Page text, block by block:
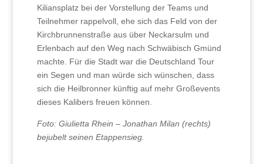
Kiliansplatz bei der Vorstellung der Teams und
Teilnehmer rappelvoll, ehe sich das Feld von der
Kirchbrunnenstraße aus über Neckarsulm und
Erlenbach auf den Weg nach Schwäbisch Gmünd
machte. Für die Stadt war die Deutschland Tour
ein Segen und man würde sich wünschen, dass
sich die Heilbronner künftig auf mehr Großevents
dieses Kalibers freuen können.
Foto: Giulietta Rhein – Jonathan Milan (rechts)
bejubelt seinen Etappensieg.